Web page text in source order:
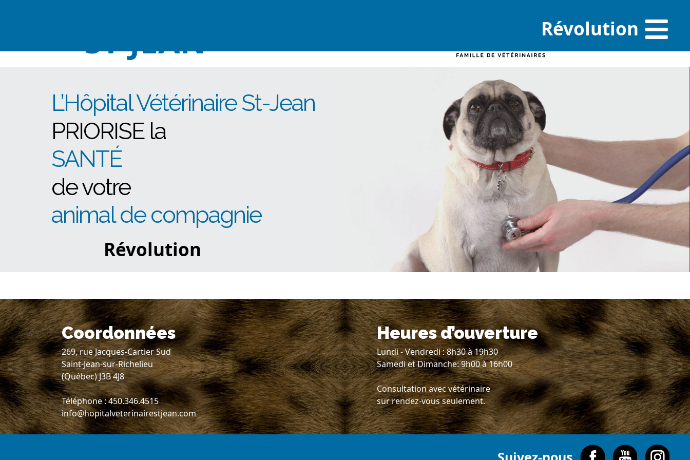
ST-JEAN
L’Hôpital Vétérinaire St-Jean
PRIORISE la
SANTÉ
de votre
animal de compagnie
Révolution
Révolution
Coordonnées
269, rue Jacques-Cartier Sud
Saint-Jean-sur-Richelieu
(Québec) J3B 4J8
Téléphone : 450.346.4515
info@hopitalveterinairestjean.com
Heures d’ouverture
Lundi - Vendredi : 8h30 à 19h30
Samedi et Dimanche: 9h00 à 16h00
Consultation avec vétérinaire
sur rendez-vous seulement.